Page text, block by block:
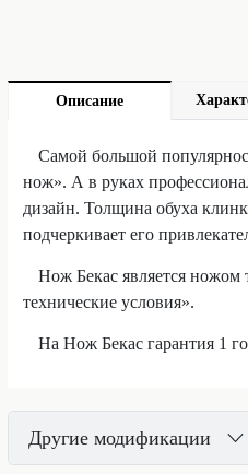
Описание
Самой большой
нож». А в руках
дизайн. Толщина обуха
подчеркивает его
Нож Бекас является
технические условия».
На Нож Бекас гарантия 1
Другие модификации